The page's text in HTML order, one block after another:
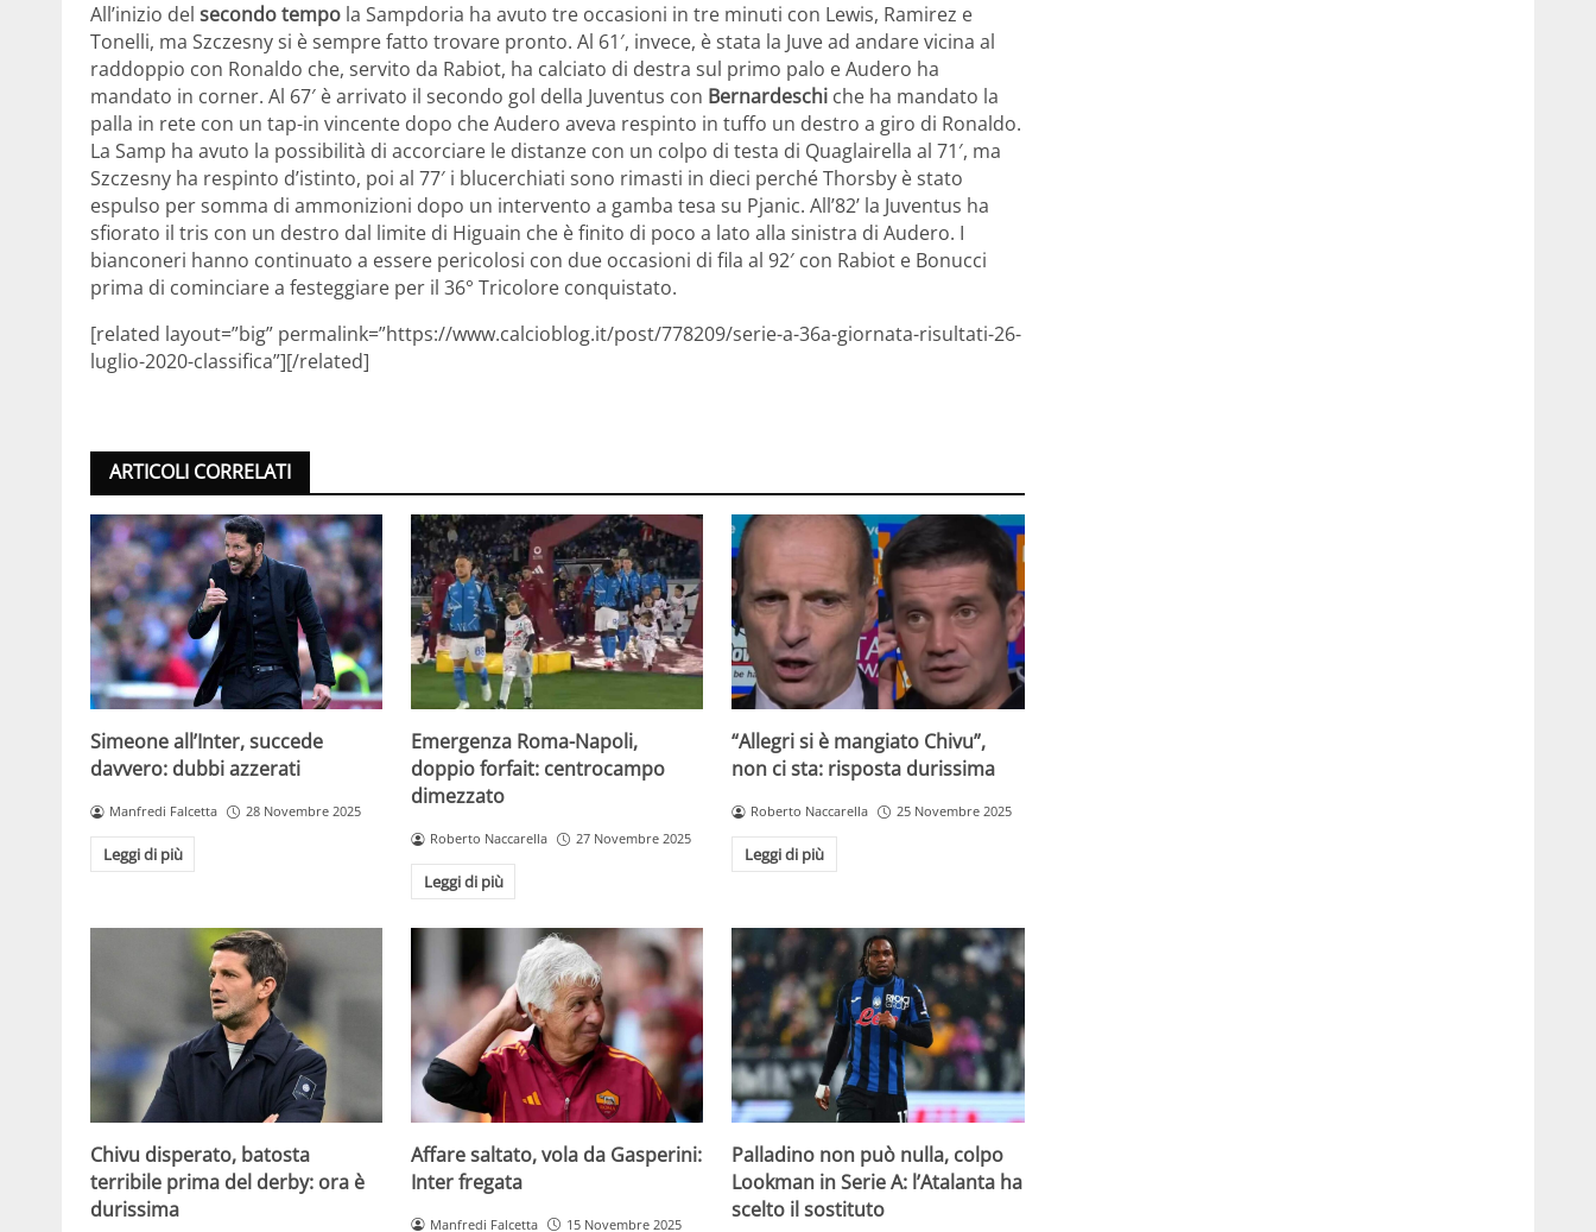
All’inizio del secondo tempo la Sampdoria ha avuto tre occasioni in tre minuti con Lewis, Ramirez e
Tonelli, ma Szczesny si è sempre fatto trovare pronto. Al 61′, invece, è stata la Juve ad andare vicina al
raddoppio con Ronaldo che, servito da Rabiot, ha calciato di destra sul primo palo e Audero ha
mandato in corner. Al 67′ è arrivato il secondo gol della Juventus con Bernardeschi che ha mandato la
palla in rete con un tap-in vincente dopo che Audero aveva respinto in tuffo un destro a giro di Ronaldo.
La Samp ha avuto la possibilità di accorciare le distanze con un colpo di testa di Quaglairella al 71′, ma
Szczesny ha respinto d’istinto, poi al 77′ i blucerchiati sono rimasti in dieci perché Thorsby è stato
espulso per somma di ammonizioni dopo un intervento a gamba tesa su Pjanic. All’82’ la Juventus ha
sfiorato il tris con un destro dal limite di Higuain che è finito di poco a lato alla sinistra di Audero. I
bianconeri hanno continuato a essere pericolosi con due occasioni di fila al 92′ con Rabiot e Bonucci
prima di cominciare a festeggiare per il 36° Tricolore conquistato.
[related layout=”big” permalink=”https://www.calcioblog.it/post/778209/serie-a-36a-giornata-risultati-26-
luglio-2020-classifica”][/related]
ARTICOLI CORRELATI
Simeone all’Inter, succede
davvero: dubbi azzerati
Manfredi Falcetta 28 Novembre 2025
Leggi di più
Emergenza Roma-Napoli,
doppio forfait: centrocampo
dimezzato
Roberto Naccarella 27 Novembre 2025
Leggi di più
“Allegri si è mangiato Chivu”,
non ci sta: risposta durissima
Roberto Naccarella 25 Novembre 2025
Leggi di più
Chivu disperato, batosta
terribile prima del derby: ora è
durissima
Affare saltato, vola da Gasperini:
Inter fregata
Manfredi Falcetta 15 Novembre 2025
Palladino non può nulla, colpo
Lookman in Serie A: l’Atalanta ha
scelto il sostituto